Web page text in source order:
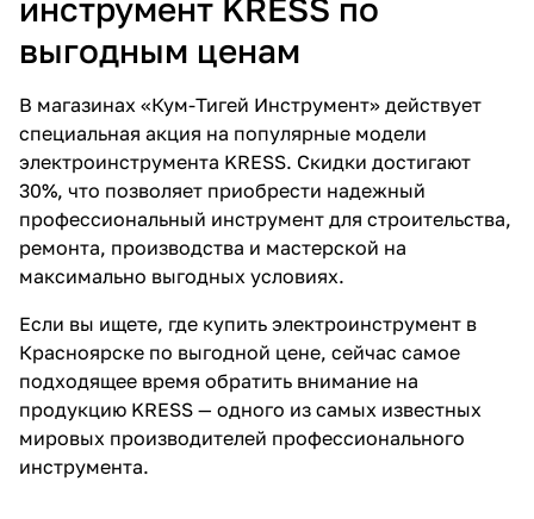
инструмент KRESS по
выгодным ценам
В магазинах «Кум-Тигей Инструмент» действует
специальная акция на популярные модели
электроинструмента KRESS. Скидки достигают
30%, что позволяет приобрести надежный
профессиональный инструмент для строительства,
ремонта, производства и мастерской на
максимально выгодных условиях.
Если вы ищете, где купить электроинструмент в
Красноярске по выгодной цене, сейчас самое
подходящее время обратить внимание на
продукцию KRESS — одного из самых известных
мировых производителей профессионального
инструмента.
Подробнее
об оплате Плайтом
раз в 2
недели
Остались вопросы?
8 800 302-02-51
plait.ru